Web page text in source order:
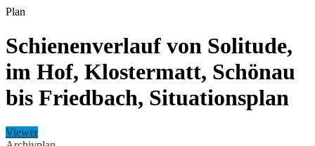
Plan
Schienenverlauf von Solitude,
im Hof, Klostermatt, Schönau
bis Friedbach, Situationsplan
Viewer